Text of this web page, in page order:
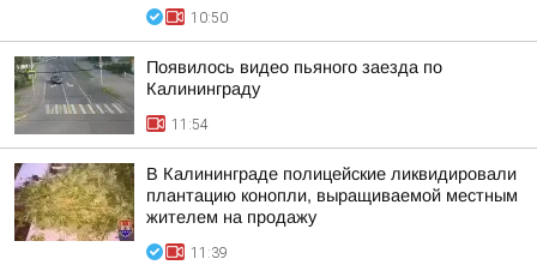
10:50
Появилось видео пьяного заезда по
Калининграду
11:54
В Калининграде полицейские ликвидировали
плантацию конопли, выращиваемой местным
жителем на продажу
11:39